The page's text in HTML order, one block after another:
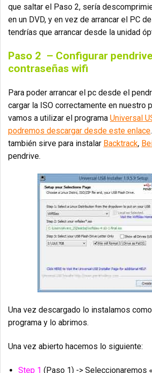
que saltar el Paso 2, sería
en un DVD, y en vez de arrancar el PC
tendrías que arrancar desde la unidad
Paso 2 – Configurar
contraseñas wifi
Para poder arrancar el pc desde el
cargar la ISO correctamente en nuestro
vamos a utilizar el programa Universal
podremos descargar desde este enlace
también sirve para instalar Backtrack,
pendrive.
Una vez descargado lo instalamos
programa y lo abrimos.
Una vez abierto hacemos lo siguiente:
Step 1 (Paso 1) -> Seleccionaremos